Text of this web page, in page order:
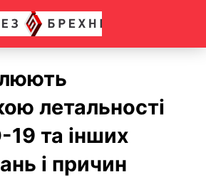
летальності
19 та інших
і причин